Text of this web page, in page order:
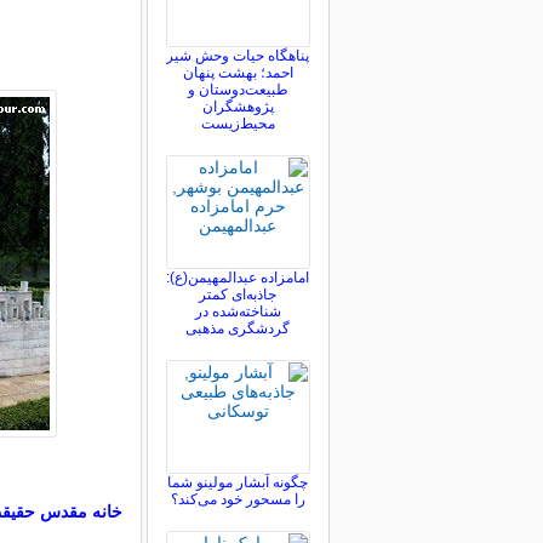
خانه مقدس
پناهگاه حیات وحش شیر
احمد؛ بهشت پنهان
طبیعت‌دوستان و
پژوهشگران
محیط‌زیست
امامزاده عبدالمهیمن(ع):
جاذبه‌ای کمتر
شناخته‌شده در
گردشگری مذهبی
چگونه آبشار مولینو شما
را مسحور خود می‌کند؟